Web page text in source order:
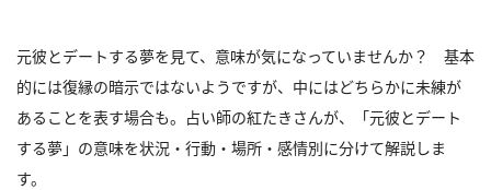
元彼とデートする夢を見て、意味が気になっていませんか？ 基本
的には復縁の暗示ではないようですが、中にはどちらかに未練が
あることを表す場合も。占い師の紅たきさんが、「元彼とデート
する夢」の意味を状況・行動・場所・感情別に分けて解説しま
す。